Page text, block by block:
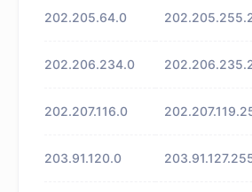
202.205.64.0
202.206.234.0
202.207.116.0
203.91.120.0